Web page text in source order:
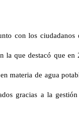
con los ciudadanos
la que destacó que en
materia de agua
gracias a la